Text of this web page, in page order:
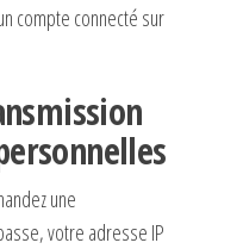
compte connecté sur
une
votre adresse IP